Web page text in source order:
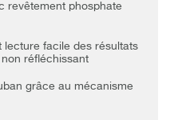
revêtement phosphate
lecture facile des résultats
réfléchissant
grâce au mécanisme